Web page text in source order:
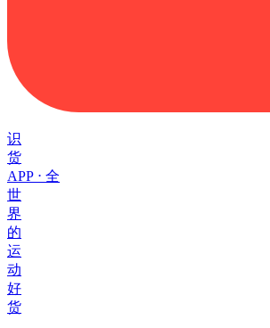
识
货
APP ⋅ 全
世
界
的
运
动
好
货